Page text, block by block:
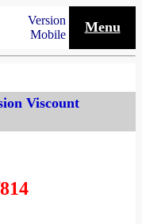
Version
Mobile
Menu
Viscount